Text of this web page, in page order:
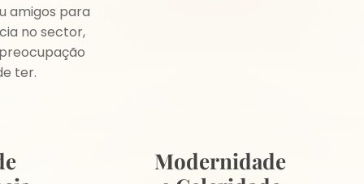
amigos para
no sector,
ter.
Modernidade